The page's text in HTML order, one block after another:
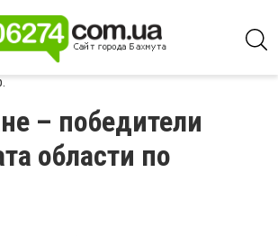
– победители
области по